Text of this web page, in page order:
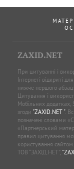
ZAXID.NET
При цитуванні і
Інтернеті відкриті
нижче першого
Цитування і
Мобільних
згоди "ZAXID.NET ".
позначені словами
«Партнерський
правил цитування
користування
ТОВ “ЗАХІД.НЕТ”,